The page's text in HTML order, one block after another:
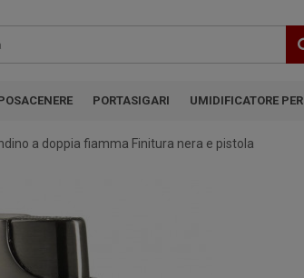
PORTASIGARI UMIDIFICATORE
a doppia fiamma Finitura nera e pistola